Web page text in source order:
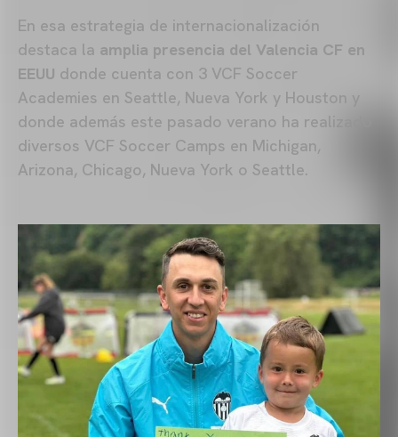
En esa estrategia de internacionalización
destaca la amplia presencia del Valencia CF en
EEUU donde cuenta con 3 VCF Soccer
Academies en Seattle, Nueva York y Houston y
donde además este pasado verano ha realizado
diversos VCF Soccer Camps en Michigan,
Arizona, Chicago, Nueva York o Seattle.